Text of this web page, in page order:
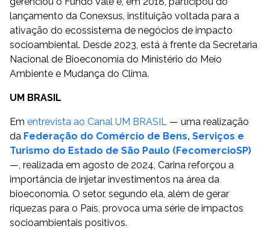
lançamento da Conexsus, instituição voltada para a
ativação do ecossistema de negócios de impacto
socioambiental. Desde 2023, está à frente da Secretaria
Nacional de Bioeconomia do Ministério do Meio
Ambiente e Mudança do Clima.
UM BRASIL
Em entrevista ao Canal UM BRASIL — uma realização
da Federação do Comércio de Bens, Serviços e
Turismo do Estado de São Paulo (FecomercioSP)
—, realizada em agosto de 2024, Carina reforçou a
importância de injetar investimentos na área da
bioeconomia. O setor, segundo ela, além de gerar
riquezas para o País, provoca uma série de impactos
socioambientais positivos.